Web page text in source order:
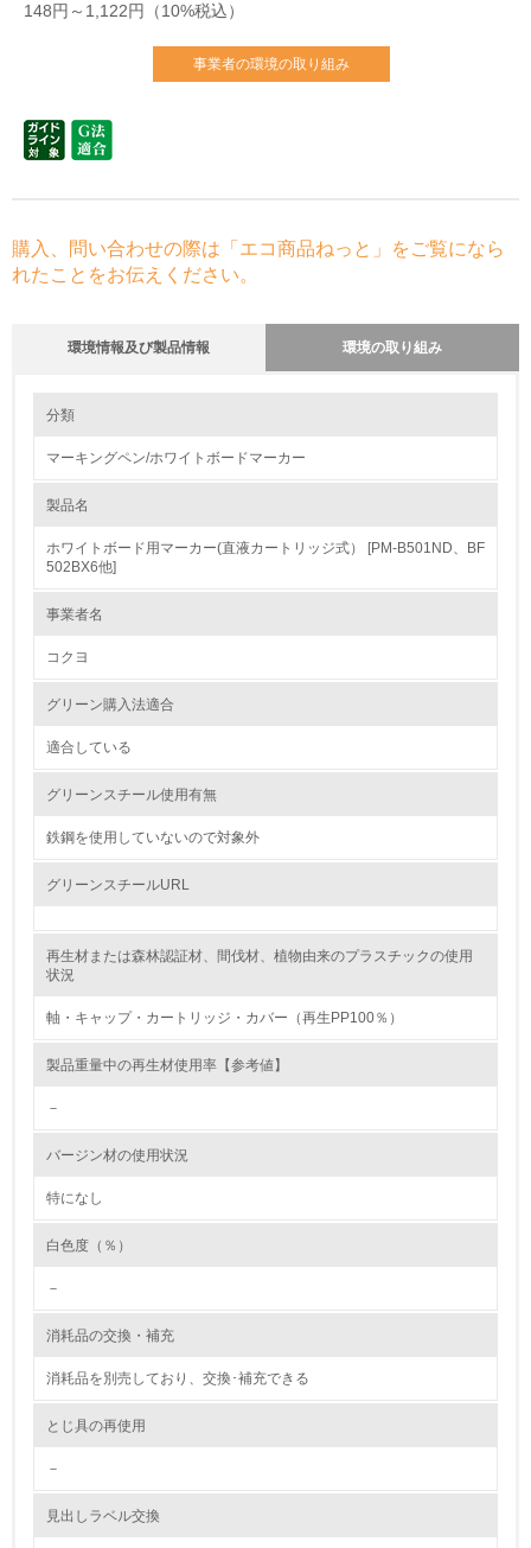
148円～1,122円（10%税込）
事業者の環境の取り組み
購入、問い合わせの際は「エコ商品ねっと」をご覧になら
れたことをお伝えください。
環境情報及び製品情報 環境の取り組み
1.環境取り組み体制
環境方針を持っている
環境対応の責任体制を定めている
環境問題に関する従業員教育を行っている
自社に関係する主要な環境法規制を把握し、順守している
レベル2
かしている
従業員が環境方針に基づいて自分の業務の中で行うべき環
→ 導入している規格名 ISO14001
第三者認証を取得している
分類
マーキングペン/ホワイトボードマーカー
製品名
ホワイトボード用マーカー(直液カートリッジ式） [PM-B501ND、BF
502BX6他]
事業者名
コクヨ
グリーン購入法適合
適合している
グリーンスチール使用有無
鉄鋼を使用していないので対象外
グリーンスチールURL
再生材または森林認証材、間伐材、植物由来のプラスチックの使用
状況
軸・キャップ・カートリッジ・カバー（再生PP100％）
製品重量中の再生材使用率【参考値】
－
バージン材の使用状況
特になし
白色度（％）
－
消耗品の交換・補充
消耗品を別売しており、交換･補充できる
とじ具の再使用
－
見出しラベル交換